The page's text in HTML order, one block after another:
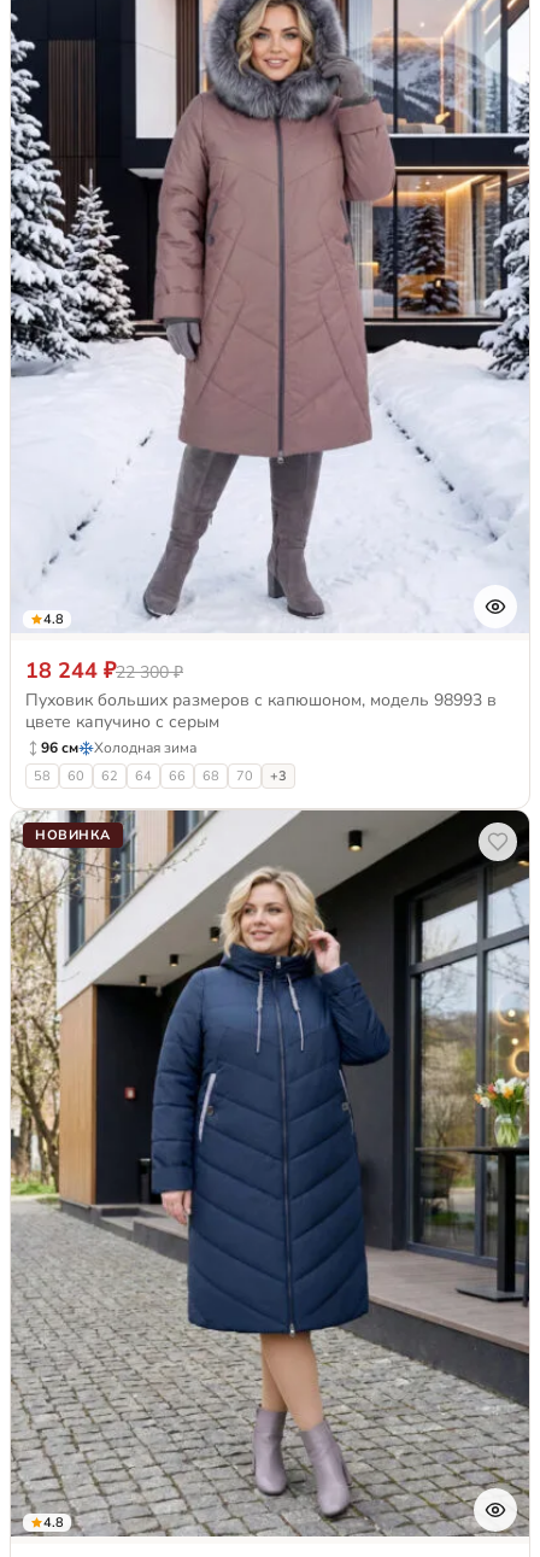
4.8
18 244 ₽22 300 ₽
Пуховик больших размеров с капюшоном, модель 98993 в
цвете капучино с серым
96 см Холодная зима
58 60 62 64 66 68 70 +3
НОВИНКА
4.8